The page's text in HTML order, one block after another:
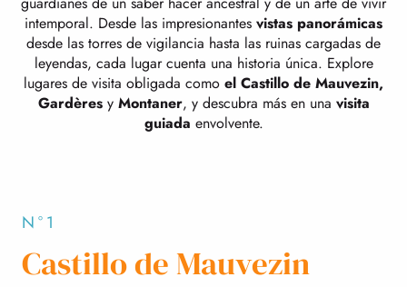
intemporal. Desde las impresionantes vistas panorámicas
desde las torres de vigilancia hasta las ruinas cargadas de
leyendas, cada lugar cuenta una historia única. Explore
lugares de visita obligada como el Castillo de Mauvezin,
GardèresyMontaner, y descubra más en una visita
guiada envolvente.
N°1
Castillo de Mauvezin